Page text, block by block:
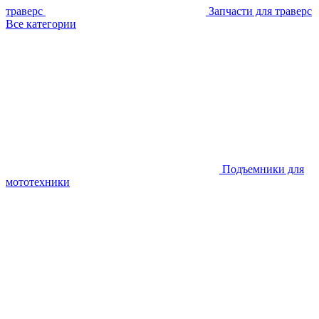
траверс
Запчасти для траверс
Все категории
Подъемники для
мототехники